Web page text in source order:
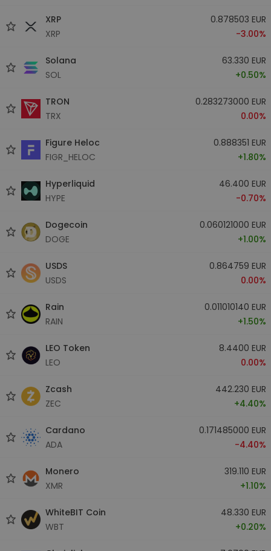
XRP
XRP
0.878503 EUR
-3.00%
Solana
SOL
63.330 EUR
+0.50%
TRON
TRX
0.283273000 EUR
0.00%
Figure Heloc
FIGR_HELOC
0.888351 EUR
+1.80%
Hyperliquid
HYPE
46.400 EUR
-0.70%
Dogecoin
DOGE
0.060121000 EUR
+1.00%
USDS
USDS
0.864759 EUR
0.00%
Rain
RAIN
0.011010140 EUR
+1.50%
LEO Token
LEO
8.4400 EUR
0.00%
Zcash
ZEC
442.230 EUR
+4.40%
Cardano
ADA
0.171485000 EUR
-4.40%
Monero
XMR
319.110 EUR
+1.10%
WhiteBIT Coin
WBT
48.330 EUR
+0.20%